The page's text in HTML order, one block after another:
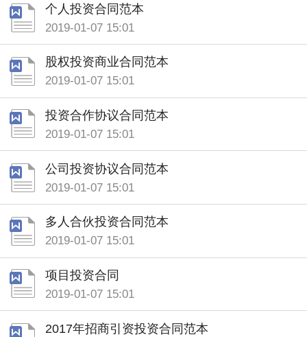
个人投资合同范本
2019-01-07 15:01
股权投资商业合同范本
2019-01-07 15:01
投资合作协议合同范本
2019-01-07 15:01
公司投资协议合同范本
2019-01-07 15:01
多人合伙投资合同范本
2019-01-07 15:01
项目投资合同
2019-01-07 15:01
2017年招商引资投资合同范本